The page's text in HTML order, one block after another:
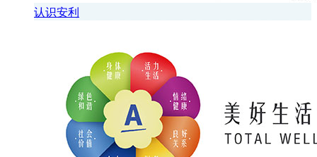
认识安利